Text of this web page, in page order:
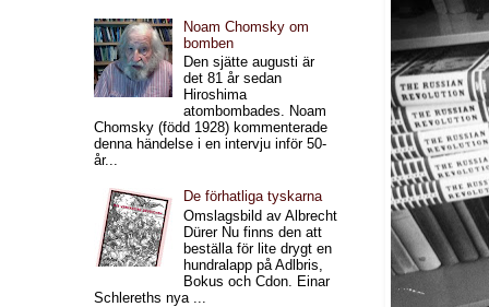
Noam Chomsky om
bomben
Den sjätte augusti är
det 81 år sedan
Hiroshima
atombombades. Noam
Chomsky (född 1928) kommenterade
denna händelse i en intervju inför 50-
år...
De förhatliga tyskarna
Omslagsbild av Albrecht
Dürer Nu finns den att
beställa för lite drygt en
hundralapp på Adlbris,
Bokus och Cdon. Einar
Schlereths nya ...